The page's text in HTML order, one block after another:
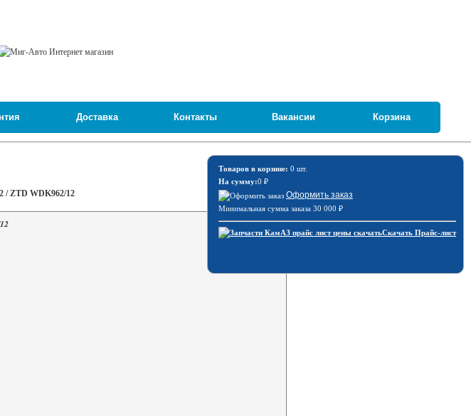
Доставка Контакты Вакансии Корзина
Товаров в корзине: 0 шт.
На сумму:0 ₽
Оформить заказ
Минимальная сумма заказа 30 000 ₽
Скачать Прайс-лист
/ ZTD WDK962/12